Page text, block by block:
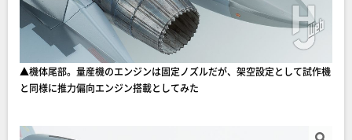
▲機体尾部。量産機のエンジンは固定ノズルだが、架空設定として試作機
と同様に推力偏向エンジン搭載としてみた